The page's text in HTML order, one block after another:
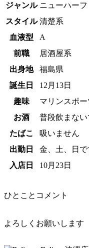
ジャンル ニューハーフ
スタイル 清楚系
血液型
A
前職
居酒屋系
出身地
福島県
誕生日
12月13日
趣味
マリンスポ
お酒
普段飲まない
たばこ
吸いません
出勤日
金、土、日で
入店日
10月23日
ひとことコメント
よろしくお願いします